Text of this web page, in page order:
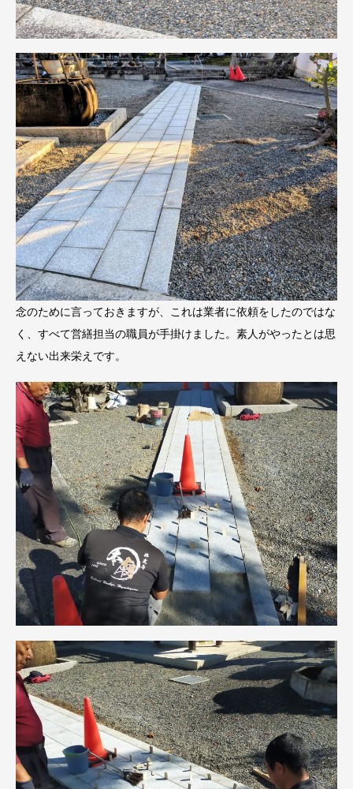
念のために言っておきますが、これは業者に依頼をしたのではな
く、すべて営繕担当の職員が手掛けました。素人がやったとは思
えない出来栄えです。